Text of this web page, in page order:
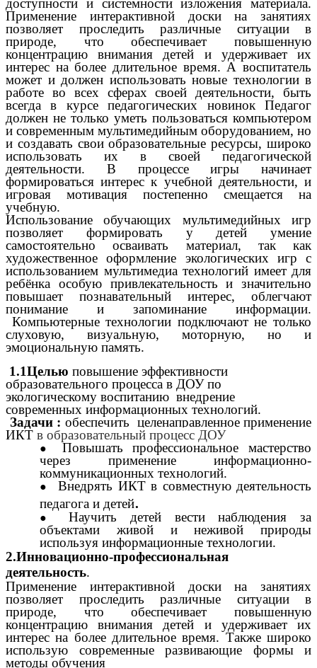
доступности и системности изложения материала.
Применение интерактивной доски на занятиях
позволяет проследить различные ситуации в
природе, что обеспечивает повышенную
концентрацию внимания детей и удерживает их
интерес на более длительное время. А воспитатель
может и должен использовать новые технологии в
работе во всех сферах своей деятельности, быть
всегда в курсе педагогических новинок Педагог
должен не только уметь пользоваться компьютером
и современным мультимедийным оборудованием, но
и создавать свои образовательные ресурсы, широко
использовать их в своей педагогической
деятельности. В процессе игры начинает
формироваться интерес к учебной деятельности, и
игровая мотивация постепенно смещается на
учебную.
Использование обучающих мультимедийных игр
позволяет формировать у детей умение
самостоятельно осваивать материал, так как
художественное оформление экологических игр с
использованием мультимедиа технологий имеет для
ребёнка особую привлекательность и значительно
повышает познавательный интерес, облегчают
понимание и запоминание информации.
Компьютерные технологии подключают не только
слуховую, визуальную, моторную, но и
эмоциональную память.
1.1Целью повышение эффективности
образовательного процесса в ДОУ по
экологическому воспитанию внедрение
современных информационных технологий.
Задачи : обеспечить целенаправленное применение
ИКТ в образовательный процесс ДОУ
Повышать профессиональное мастерство
через применение информационно-
коммуникационных технологий.
Внедрять ИКТ в совместную деятельность
педагога и детей.
Научить детей вести наблюдения за
объектами живой и неживой природы
используя информационные технологии.
2.Инновационно-профессиональная
деятельность.
Применение интерактивной доски на занятиях
позволяет проследить различные ситуации в
природе, что обеспечивает повышенную
концентрацию внимания детей и удерживает их
интерес на более длительное время. Также широко
использую современные развивающие формы и
методы обучения